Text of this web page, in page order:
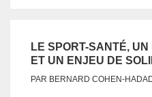
LE SPORT-SANTÉ, UN
ET UN ENJEU DE
PAR BERNARD COHEN-